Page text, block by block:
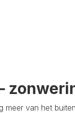
van het